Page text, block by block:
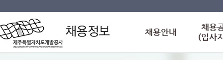
채용안내
채용
(입사